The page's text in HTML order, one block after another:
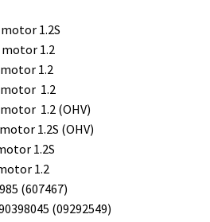
1.2S
1.2
1.2
1.2
1.2 (OHV)
1.2S (OHV)
1.2S
1.2
(607467)
(09292549)